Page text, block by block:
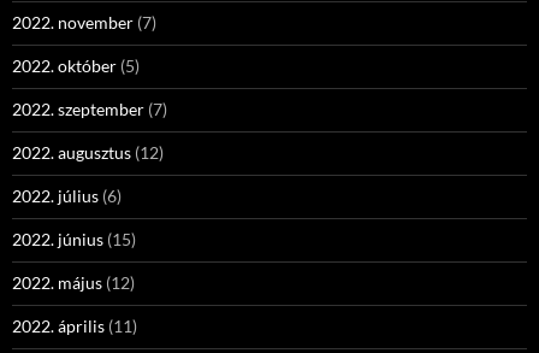
2022. november (7)
2022. október (5)
2022. szeptember (7)
2022. augusztus (12)
2022. július (6)
2022. június (15)
2022. május (12)
2022. április (11)